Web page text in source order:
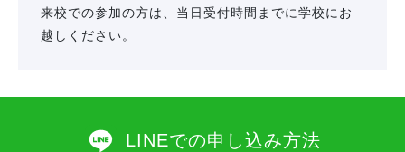
来校での参加の方は、当日受付時間までに学校にお
越しください。
LINEでの申し込み方法